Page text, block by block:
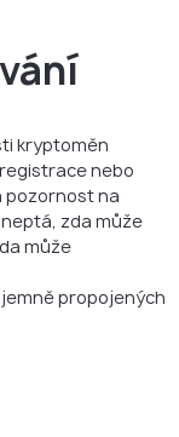
kryptoměn
nebo
pozornost na
neptá, zda může
může
propojených